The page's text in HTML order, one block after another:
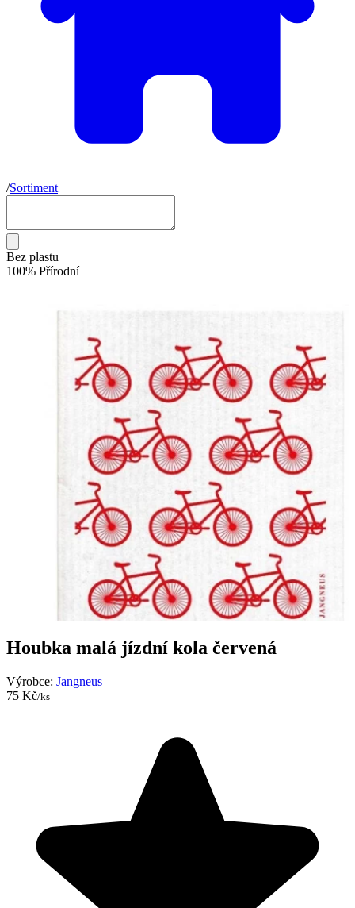
/Sortiment
Bez plastu
100% Přírodní
Houbka malá jízdní kola červená
Výrobce: Jangneus
75 Kč/ks